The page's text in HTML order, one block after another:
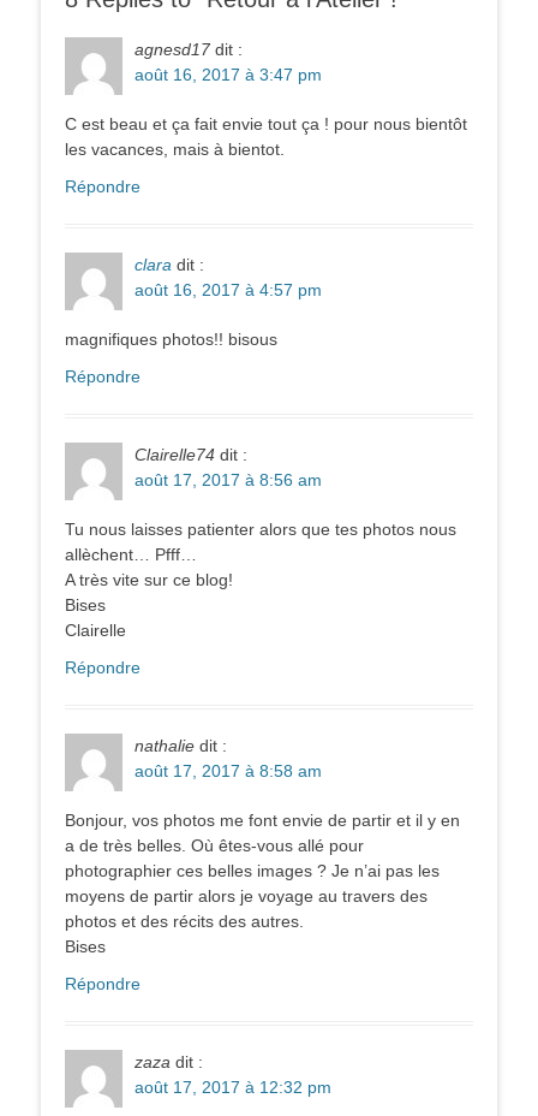
agnesd17 dit :
août 16, 2017 à 3:47 pm
C est beau et ça fait envie tout ça ! pour nous bientôt
les vacances, mais à bientot.
Répondre
clara dit :
août 16, 2017 à 4:57 pm
magnifiques photos!! bisous
Répondre
Clairelle74 dit :
août 17, 2017 à 8:56 am
Tu nous laisses patienter alors que tes photos nous
allèchent… Pfff…
A très vite sur ce blog!
Bises
Clairelle
Répondre
nathalie dit :
août 17, 2017 à 8:58 am
Bonjour, vos photos me font envie de partir et il y en
a de très belles. Où êtes-vous allé pour
photographier ces belles images ? Je n’ai pas les
moyens de partir alors je voyage au travers des
photos et des récits des autres.
Bises
Répondre
zaza dit :
août 17, 2017 à 12:32 pm